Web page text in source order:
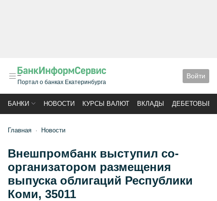
Портал о банках Екатеринбурга
Войти
БАНКИ НОВОСТИ КУРСЫ ВАЛЮТ ВКЛАДЫ ДЕБЕТОВЫЕ
Главная Новости
Внешпромбанк выступил со-
организатором размещения
выпуска облигаций Республики
Коми, 35011